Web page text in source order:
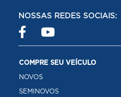
NOSSAS REDES SOCIAIS:
COMPRE SEU VEÍCULO
NOVOS
SEMINOVOS